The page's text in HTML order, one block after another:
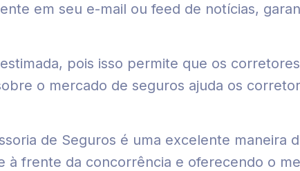
em seu e-mail ou feed de notícias,
pois isso permite que os
o mercado de seguros ajuda os
de Seguros é uma excelente maneira
frente da concorrência e oferecendo o